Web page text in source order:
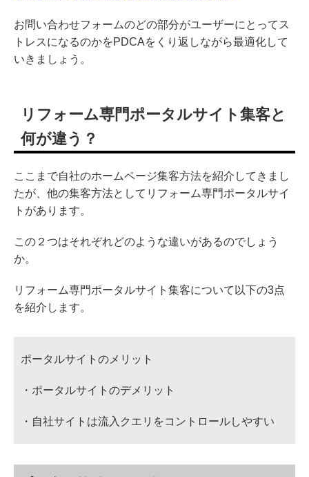
お問い合わせフォームのどの部分がユーザーにとってス
トレスになるのかをPDCAをくり返しながら最適化して
いきましょう。
リフォーム専門ポータルサイト集客と
何が違う？
ここまで自社のホームページ集客方法を紹介してきまし
たが、他の集客方法としてリフォーム専門ポータルサイ
トがあります。
この２つはそれぞれどのような違いがあるのでしょう
か。
リフォーム専門ポータルサイト集客について以下の3点
を紹介します。
ポータルサイトのメリット
・ポータルサイトのデメリット
・自社サイトは流入クエリをコントロールしやすい